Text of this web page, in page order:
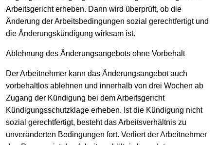
Arbeitsgericht erheben. Dann wird überprüft, ob die
Änderung der Arbeitsbedingungen sozial gerechtfertigt und
die Änderungskündigung wirksam ist.
Ablehnung des Änderungsangebots ohne Vorbehalt
Der Arbeitnehmer kann das Änderungsangebot auch
vorbehaltlos ablehnen und innerhalb von drei Wochen ab
Zugang der Kündigung bei dem Arbeitsgericht
Kündigungsschutzklage erheben. Ist die Kündigung nicht
sozial gerechtfertigt, besteht das Arbeitsverhältnis zu
unveränderten Bedingungen fort. Verliert der Arbeitnehmer